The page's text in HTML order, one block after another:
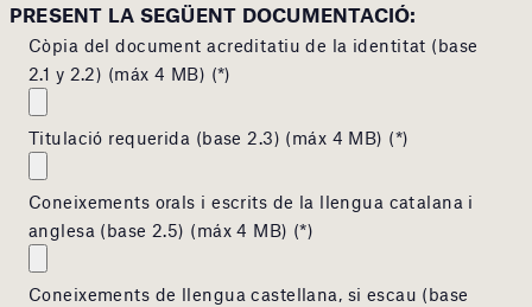
PRESENT LA SEGÜENT DOCUMENTACIÓ:
Còpia del document acreditatiu de la identitat (base
2.1 y 2.2) (máx 4 MB) (*)
Titulació requerida (base 2.3) (máx 4 MB) (*)
Coneixements orals i escrits de la llengua catalana i
anglesa (base 2.5) (máx 4 MB) (*)
Coneixements de llengua castellana, si escau (base